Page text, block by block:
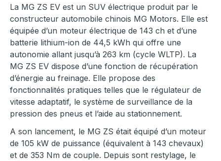
La MG ZS EV est un SUV électrique produit par le
constructeur automobile chinois MG Motors. Elle est
équipée d’un moteur électrique de 143 ch et d’une
batterie lithium-ion de 44,5 kWh qui offre une
autonomie allant jusqu’à 263 km (cycle WLTP). La
MG ZS EV dispose d’une fonction de récupération
d’énergie au freinage. Elle propose des
fonctionnalités pratiques telles que le régulateur de
vitesse adaptatif, le système de surveillance de la
pression des pneus et l’aide au stationnement.
A son lancement, le MG ZS était équipé d’un moteur
de 105 kW de puissance (équivalent à 143 chevaux)
et de 353 Nm de couple. Depuis sont restylage, le